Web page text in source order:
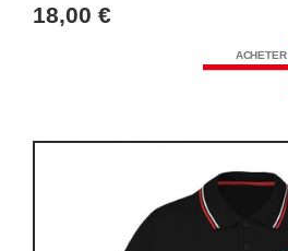
18,00 €
ACHETER